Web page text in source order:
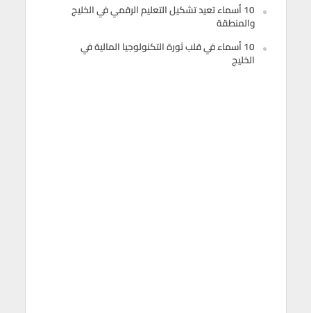
10 أسماء تعيد تشكيل التعليم الرقمي في الخليج
والمنطقة
10 أسماء في قلب ثورة التكنولوجيا المالية في
الخليج